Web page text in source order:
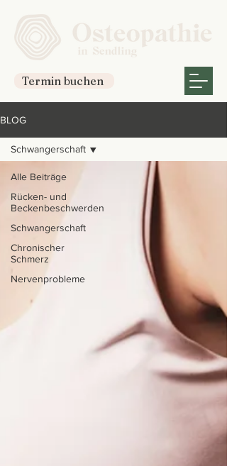
Termin buchen
BLOG
Alle Beiträge
Rücken- und
Beckenbeschwerden
Schwangerschaft
Chronischer
Schmerz
Nervenprobleme
Schwangerschaft